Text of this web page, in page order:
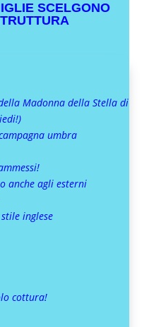
SCELGONO
Madonna della Stella di
umbra
anche agli esterni
inglese
cottura!